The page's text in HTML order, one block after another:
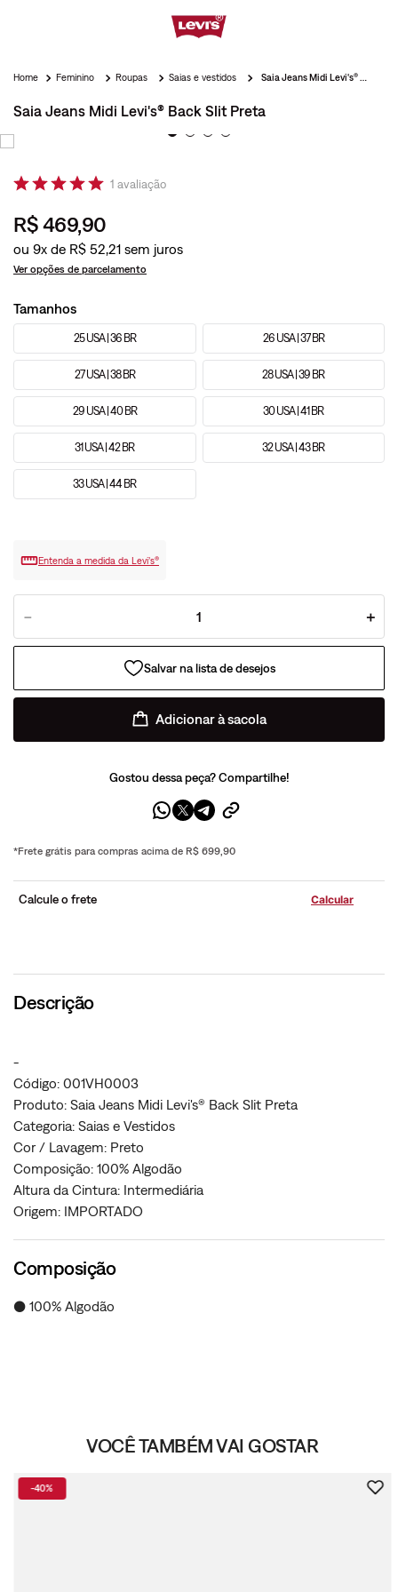
Feminino Roupas Saias e vestidos
Saia Jeans Midi Levi's® Back Slit Preta
1 avaliação
R$469,90
ou 9x de R$ 52,21
Ver opções de parcelamento
Tamanhos
25 USA | 36 BR 26 USA | 37 BR
27 USA | 38 BR 28 USA | 39 BR
29 USA | 40 BR 30 USA | 41 BR
31 USA | 42 BR 32 USA | 43 BR
33 USA | 44 BR
Entenda a medida da Levi’s®
＋
－
Adicionar à sacola
Gostou dessa peça? Compartilhe!
*Frete grátis para compras acima de R$ 699,90
Calcule o frete
Descrição
-
Código: 001VH0003
Produto: Saia Jeans Midi Levi's® Back Slit Preta
Categoria: Saias e Vestidos
Cor / Lavagem: Preto
Composição: 100% Algodão
Altura da Cintura: Intermediária
Origem: IMPORTADO
Composição
● 100% Algodão
VOCÊ TAMBÉM VAI GOSTAR
-40%